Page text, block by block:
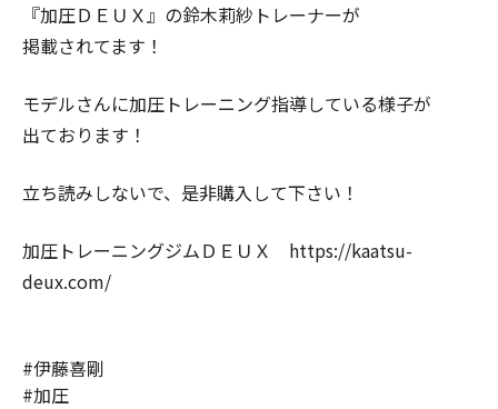
『加圧ＤＥＵＸ』の鈴木莉紗トレーナーが
掲載されてます！
モデルさんに加圧トレーニング指導している様子が
出ております！
立ち読みしないで、是非購入して下さい！
加圧トレーニングジムＤＥＵＸ https://kaatsu-
deux.com/
#伊藤喜剛
#加圧